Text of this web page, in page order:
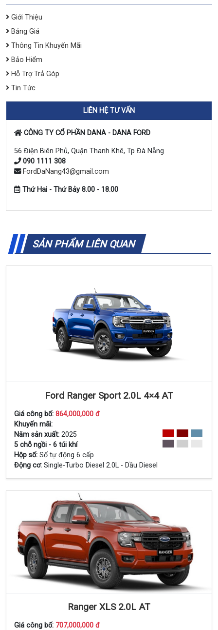
Giới Thiệu
Bảng Giá
Thông Tin Khuyến Mãi
Bảo Hiểm
Hỗ Trợ Trả Góp
Tin Tức
LIÊN HỆ TƯ VẤN
CÔNG TY CỔ PHẦN DANA - DANA FORD
56 Điện Biên Phủ, Quận Thanh Khê, Tp Đà Nẵng
090 1111 308
FordDaNang43@gmail.com
Thứ Hai - Thứ Bảy 8.00 - 18.00
SẢN PHẨM LIÊN QUAN
Ford Ranger Sport 2.0L 4×4 AT
Giá công bố: 864,000,000 đ
Khuyến mãi:
Năm sản xuất: 2025
5 chỗ ngồi - 6 túi khí
Hộp số: Số tự động 6 cấp
Động cơ: Single-Turbo Diesel 2.0L - Dầu Diesel
Ranger XLS 2.0L AT
Giá công bố: 707,000,000 đ